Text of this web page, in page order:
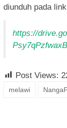
diunduh pada
https://
Post Views:
melawi